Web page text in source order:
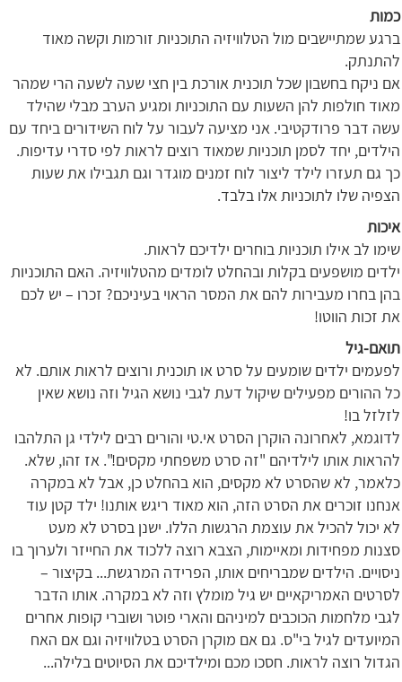
כמות
ברגע שמתיישבים מול הטלוויזיה התוכניות זורמות וקשה מאוד
להתנתק.
אם ניקח בחשבון שכל תוכנית אורכת בין חצי שעה לשעה הרי שמהר
מאוד חולפות להן השעות עם התוכניות ומגיע הערב מבלי שהילד
עשה דבר פרודקטיבי. אני מציעה לעבור על לוח השידורים ביחד עם
הילדים, יחד לסמן תוכניות שמאוד רוצים לראות לפי סדרי עדיפות.
כך גם תעזרו לילד ליצור לוח זמנים מוגדר וגם תגבילו את שעות
הצפיה שלו לתוכניות אלו בלבד.
איכות
שימו לב אילו תוכניות בוחרים ילדיכם לראות.
ילדים מושפעים בקלות ובהחלט לומדים מהטלוויזיה. האם התוכניות
בהן בחרו מעבירות להם את המסר הראוי בעיניכם? זכרו – יש לכם
את זכות הווטו!
תואם-גיל
לפעמים ילדים שומעים על סרט או תוכנית ורוצים לראות אותם. לא
כל ההורים מפעילים שיקול דעת לגבי נושא הגיל וזה נושא שאין
לזלזל בו!
לדוגמא, לאחרונה הוקרן הסרט אי.טי והורים רבים לילדי גן התלהבו
להראות אותו לילדיהם "זה סרט משפחתי מקסים!". אז זהו, שלא.
כלאמר, לא שהסרט לא מקסים, הוא בהחלט כן, אבל לא במקרה
אנחנו זוכרים את הסרט הזה, הוא מאוד ריגש אותנו! ילד קטן עוד
לא יכול להכיל את עוצמת הרגשות הללו. ישנן בסרט לא מעט
סצנות מפחידות ומאיימות, הצבא רוצה ללכוד את החייזר ולערוך בו
ניסויים. הילדים שמבריחים אותו, הפרידה המרגשת... בקיצור –
לסרטים האמריקאיים יש גיל מומלץ וזה לא במקרה. אותו הדבר
לגבי מלחמות הכוכבים למיניהם והארי פוטר ושוברי קופות אחרים
המיועדים לגיל בי"ס. גם אם מוקרן הסרט בטלוויזיה וגם אם האח
הגדול רוצה לראות. חסכו מכם ומילדיכם את הסיוטים בלילה...